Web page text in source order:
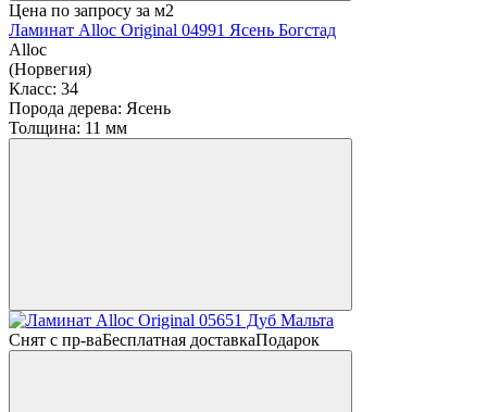
Цена по запросу за м2
Ламинат Alloc Original 04991 Ясень Богстад
Alloc
(Норвегия)
Класс: 34
Порода дерева: Ясень
Толщина: 11 мм
Снят с пр-ваБесплатная доставкаПодарок